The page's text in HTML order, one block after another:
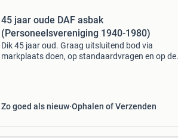
45 jaar oude DAF asbak
(Personeelsvereniging 1940-1980)
Dik 45 jaar oud. Graag uitsluitend bod via
markplaats doen, op standaardvragen en op de
Zo goed als nieuw Ophalen of Verzenden